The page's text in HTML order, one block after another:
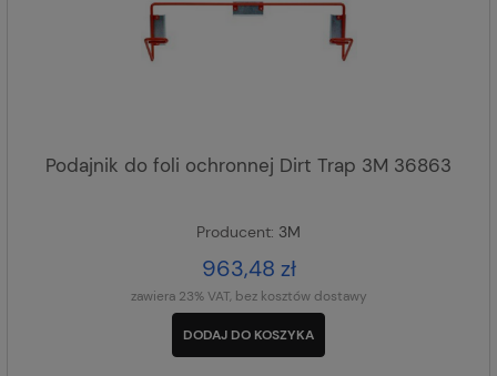
Podajnik do foli ochronnej Dirt Trap 3M 36863
Producent: 3M
963,48 zł
zawiera 23% VAT, bez kosztów dostawy
DODAJ DO KOSZYKA